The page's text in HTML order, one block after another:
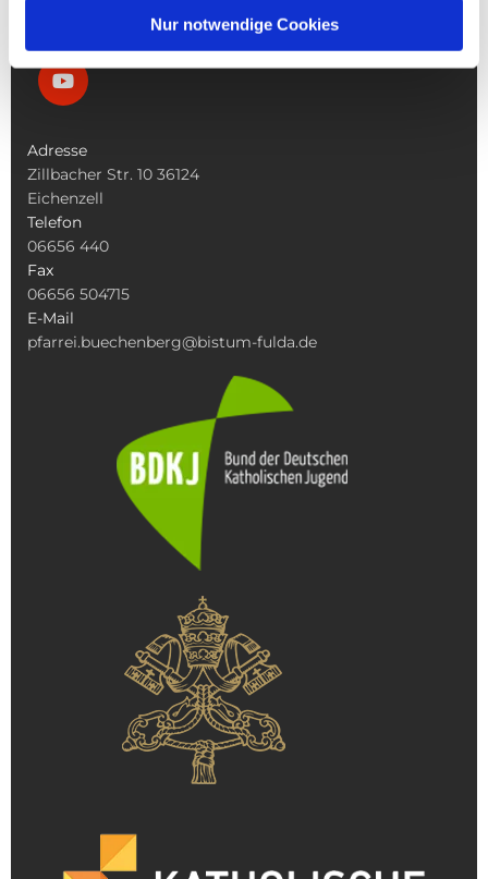
Nur notwendige Cookies
Adresse
Zillbacher Str. 10 36124
Eichenzell
Telefon
06656 440
Fax
06656 504715
E-Mail
pfarrei.buechenberg@bistum-fulda.de